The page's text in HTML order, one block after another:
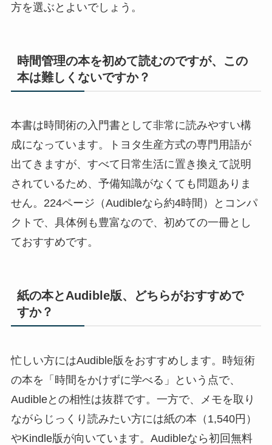
方を選ぶとよいでしょう。
時間管理の本を初めて読むのですが、この
本は難しくないですか？
本書は時間術の入門書として非常に読みやすい構
成になっています。トヨタ生産方式の専門用語が
出てきますが、すべて日常生活に置き換えて説明
されているため、予備知識がなくても問題ありま
せん。224ページ（Audibleなら約4時間）とコンパ
クトで、具体例も豊富なので、初めての一冊とし
ておすすめです。
紙の本とAudible版、どちらがおすすめで
すか？
忙しい方にはAudible版をおすすめします。時短術
の本を「時間をかけずに学べる」という点で、
Audibleとの相性は抜群です。一方で、メモを取り
ながらじっくり読みたい方には紙の本（1,540円）
やKindle版が向いています。Audibleなら初回無料